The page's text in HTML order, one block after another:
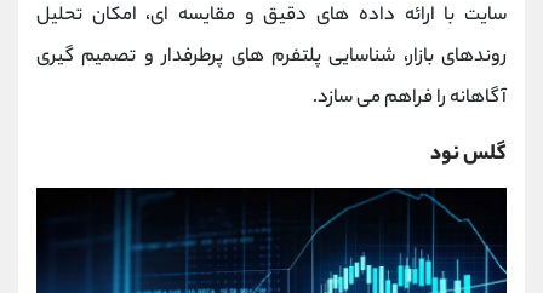
سایت با ارائه داده‌ های دقیق و مقایسه ‌ای، امکان تحلیل
روندهای بازار، شناسایی پلتفرم ‌های پرطرفدار و تصمیم‌ گیری
آگاهانه را فراهم می ‌سازد.
گلس‌ نود